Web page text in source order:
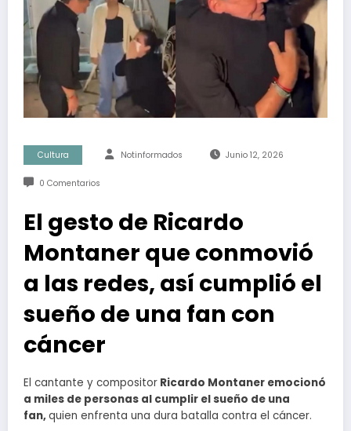
Cultura Notinformados Junio 12, 2026
0 Comentarios
El gesto de Ricardo
Montaner que conmovió
a las redes, así cumplió el
sueño de una fan con
cáncer
El cantante y compositor Ricardo Montaner emocionó
a miles de personas al cumplir el sueño de una
fan,quien enfrenta una dura batalla contra el cáncer.